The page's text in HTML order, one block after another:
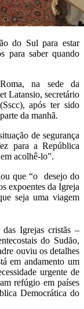
do Sul para estar
para saber quando
na sede da
Latansio, secretário
após ter sido
da manhã.
de segurança
para a República
acolhê-lo”.
que “o desejo do
expoentes da Igreja
seja uma viagem
Igrejas cristãs –
do Sudão,
ouviu os detalhes
em andamento um
urgente de
refúgio em países
Democrática do